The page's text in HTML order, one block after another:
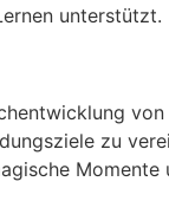
unterstützt.
zu
Momente